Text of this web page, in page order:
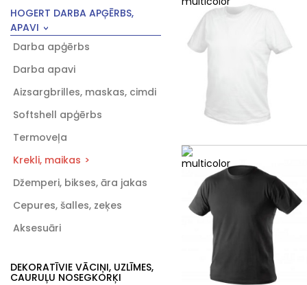
HOGERT DARBA APĢĒRBS,
APAVI
Darba apģērbs
Darba apavi
Aizsargbrilles, maskas, cimdi
Softshell apģērbs
Termoveļa
Krekli, maikas
Džemperi, bikses, āra jakas
Cepures, šalles, zeķes
Aksesuāri
DEKORATĪVIE VĀCIŅI, UZLĪMES,
CAURUĻU NOSEGKORĶI